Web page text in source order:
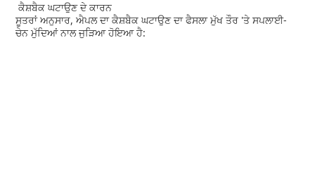
ਕੈਸ਼ਬੈਕ ਘਟਾਉਣ ਦੇ ਕਾਰਨ
ਸੂਤਰਾਂ ਅਨੁਸਾਰ, ਐਪਲ ਦਾ ਕੈਸ਼ਬੈਕ ਘਟਾਉਣ ਦਾ ਫੈਸਲਾ ਮੁੱਖ ਤੌਰ 'ਤੇ ਸਪਲਾਈ-
ਚੇਨ ਮੁੱਦਿਆਂ ਨਾਲ ਜੁੜਿਆ ਹੋਇਆ ਹੈ: